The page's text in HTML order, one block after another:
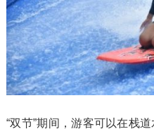
“双节”期间，游客可以在栈